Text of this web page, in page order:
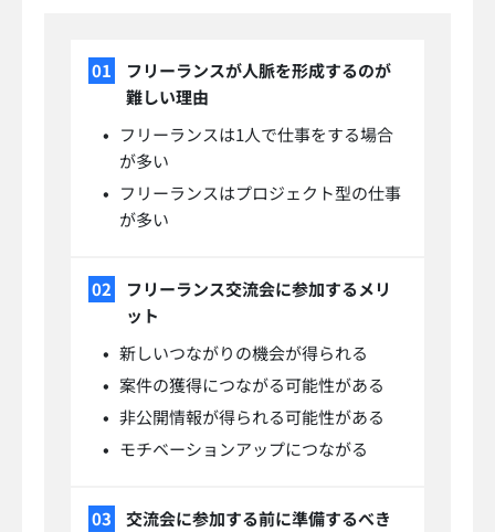
フリーランスが人脈を形成するのが
難しい理由
フリーランスは1人で仕事をする場合
が多い
フリーランスはプロジェクト型の仕事
が多い
フリーランス交流会に参加するメリ
ット
新しいつながりの機会が得られる
案件の獲得につながる可能性がある
非公開情報が得られる可能性がある
モチベーションアップにつながる
交流会に参加する前に準備するべき